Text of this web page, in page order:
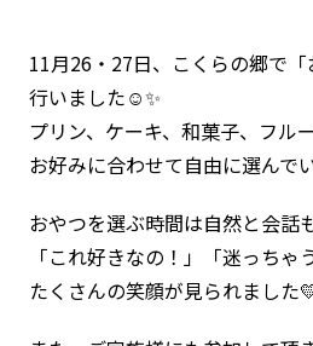
11月26・27日、こくらの郷で
行いました☺️✨
プリン、ケーキ、和菓子、フル
お好みに合わせて自由に選んで
おやつを選ぶ時間は自然と会話
「これ好きなの！」「迷っちゃ
たくさんの笑顔が見られました